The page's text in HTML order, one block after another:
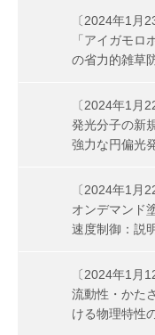
〔2024年1月
「アイガモ
の省力的雑草
〔2024年1月
発光分子の新
強力な円偏光
〔2024年1月
オンデマンド
速度制御：説
〔2024年1月
流動性・かた
ける物理特性